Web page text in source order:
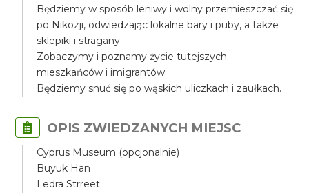
Będziemy w sposób leniwy i wolny przemieszczać się
po Nikozji, odwiedzając lokalne bary i puby, a także
sklepiki i stragany.
Zobaczymy i poznamy życie tutejszych
mieszkańców i imigrantów.
Będziemy snuć się po wąskich uliczkach i zaułkach.
OPIS ZWIEDZANYCH MIEJSC
Cyprus Museum (opcjonalnie)
Buyuk Han
Ledra Strreet